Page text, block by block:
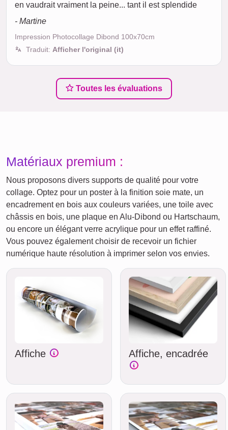
en vaudrait vraiment la peine... tant il est splendide
- Martine
Impression Photocollage Dibond 100x70cm
Traduit: Afficher l'original (it)
Toutes les évaluations
Matériaux premium :
Nous proposons divers supports de qualité pour votre
collage. Optez pour un poster à la finition soie mate, un
encadrement en bois aux couleurs variées, une toile avec
châssis en bois, une plaque en Alu-Dibond ou Hartschaum,
ou encore un élégant verre acrylique pour un effet raffiné.
Vous pouvez également choisir de recevoir un fichier
numérique haute résolution à imprimer selon vos envies.
Affiche Affiche, encadrée